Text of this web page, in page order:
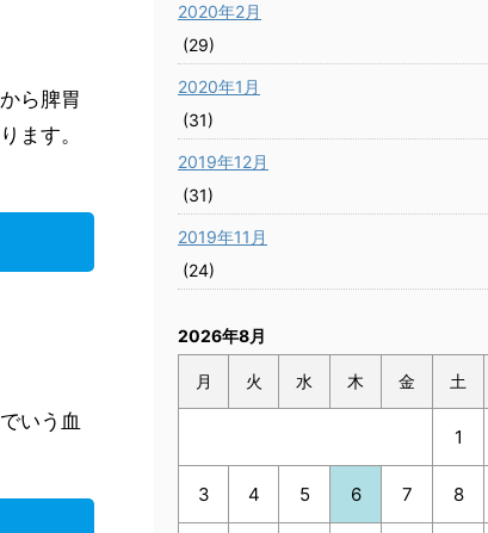
ら脾胃
ます。
いう血
2020年2月
(29)
2020年1月
(31)
2019年12月
(31)
2019年11月
(24)
2026年8月
月 火 水 木 金 土
1
3 4 5 6 7 8